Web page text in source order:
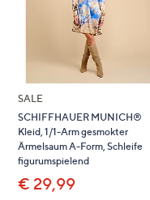
SALE
SCHIFFHAUER MUNICH®
Kleid, 1/1-Arm gesmokter
Ärmelsaum A-Form, Schleife
figurumspielend
€ 29,99